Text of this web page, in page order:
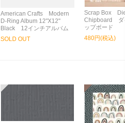
American Crafts Modern
D-Ring Album 12"X12"
Black 12インチアルバム
SOLD OUT
Scrap Box
Chipboard ダ
ップボード
480円(税込)